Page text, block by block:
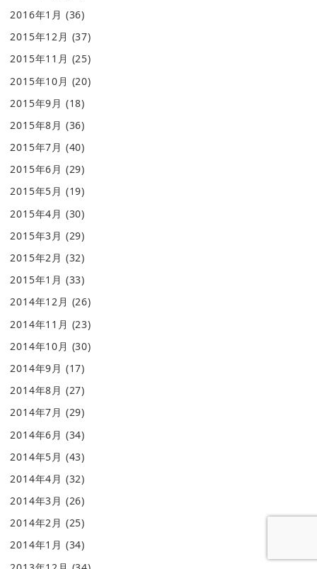
2016年1月 (36)
2015年12月 (37)
2015年11月 (25)
2015年10月 (20)
2015年9月 (18)
2015年8月 (36)
2015年7月 (40)
2015年6月 (29)
2015年5月 (19)
2015年4月 (30)
2015年3月 (29)
2015年2月 (32)
2015年1月 (33)
2014年12月 (26)
2014年11月 (23)
2014年10月 (30)
2014年9月 (17)
2014年8月 (27)
2014年7月 (29)
2014年6月 (34)
2014年5月 (43)
2014年4月 (32)
2014年3月 (26)
2014年2月 (25)
2014年1月 (34)